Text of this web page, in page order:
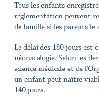
Tous les enfants
réglementation peuvent
de famille si les parents le
Le délai des 180 jours est
néonatalogie. Selon les
science médicale et de
un enfant peut naître
140 jours.